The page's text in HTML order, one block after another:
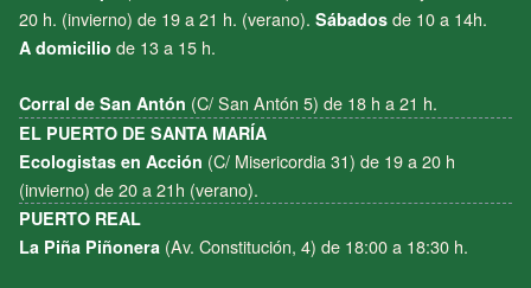
20 h. (invierno) de 19 a 21 h. (verano). Sábados de 10 a 14h.
A domicilio de 13 a 15 h.
Corral de San Antón (C/ San Antón 5) de 18 h a 21 h.
EL PUERTO DE SANTA MARÍA
Ecologistas en Acción (C/ Misericordia 31) de 19 a 20 h
(invierno) de 20 a 21h (verano).
PUERTO REAL
La Piña Piñonera (Av. Constitución, 4) de 18:00 a 18:30 h.